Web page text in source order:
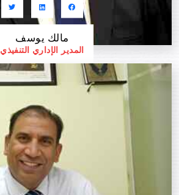
مالك يوسف
المدير الإداري التنفيذي